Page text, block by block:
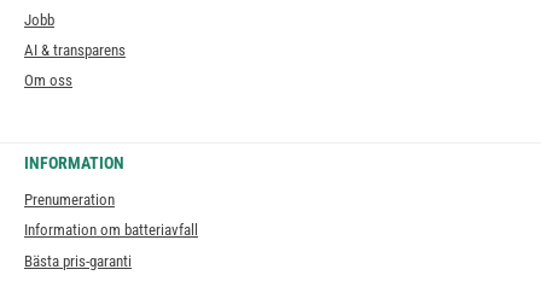
Jobb
AI & transparens
Om oss
INFORMATION
Prenumeration
Information om batteriavfall
Bästa pris-garanti